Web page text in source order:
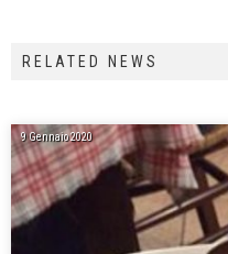
RELATED NEWS
9 Gennaio 2020